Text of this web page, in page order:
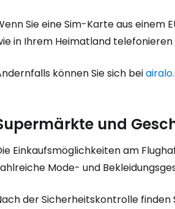
Sie eine Sim-Karte aus einem
in Ihrem Heimatland
können Sie sich bei
und
Einkaufsmöglichkeiten am
Mode- und
der Sicherheitskontrolle finden